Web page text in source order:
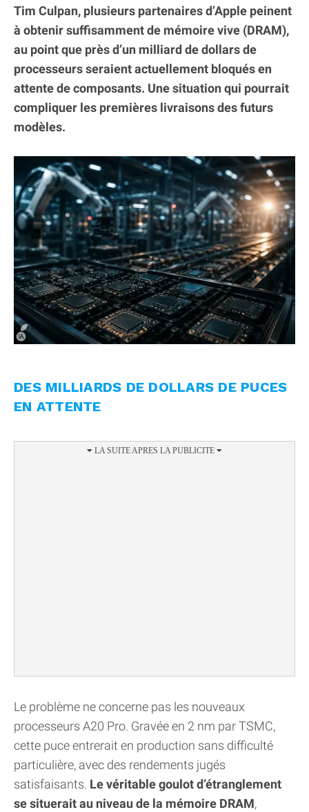
Tim Culpan, plusieurs partenaires d’Apple peinent
à obtenir suffisamment de mémoire vive (DRAM),
au point que près d’un milliard de dollars de
processeurs seraient actuellement bloqués en
attente de composants. Une situation qui pourrait
compliquer les premières livraisons des futurs
modèles.
DES MILLIARDS DE DOLLARS DE PUCES
EN ATTENTE
Le problème ne concerne pas les nouveaux
processeurs A20 Pro. Gravée en 2 nm par TSMC,
cette puce entrerait en production sans difficulté
particulière, avec des rendements jugés
satisfaisants. Le véritable goulot d’étranglement
se situerait au niveau de la mémoire DRAM,